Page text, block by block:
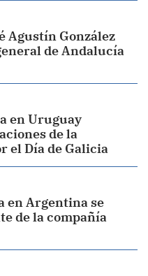
Agustín González
de Andalucía
en Uruguay
de la
el Día de Galicia
en Argentina se
de la compañía